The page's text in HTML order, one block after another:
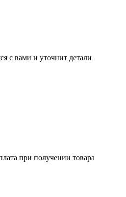
с вами и уточнит детали
при получении товара